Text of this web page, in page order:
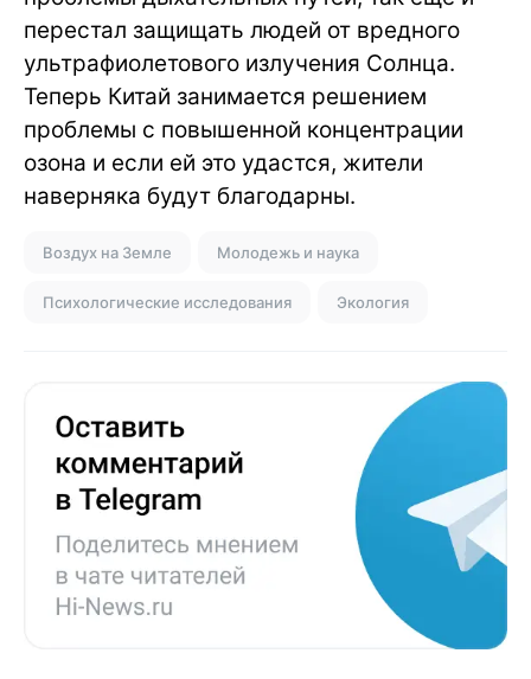
перестал защищать людей от вредного
ультрафиолетового излучения Солнца.
Теперь Китай занимается решением
проблемы с повышенной концентрации
озона и если ей это удастся, жители
наверняка будут благодарны.
Воздух на Земле Молодежь и наука
Психологические исследования Экология